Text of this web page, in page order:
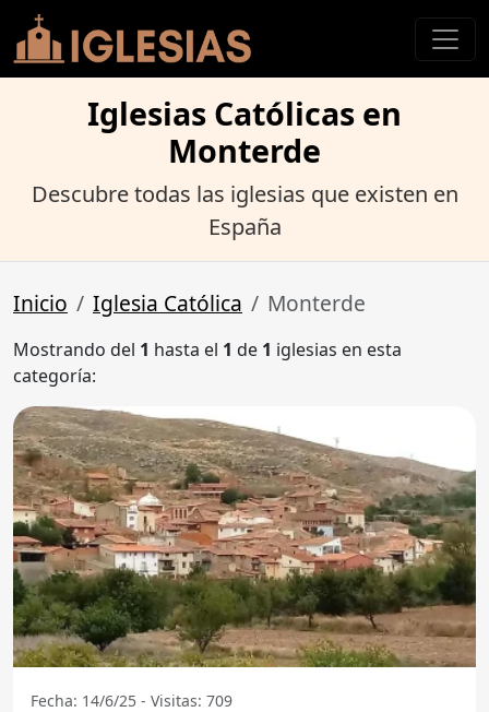
Iglesias Católicas en
Monterde
Descubre todas las iglesias que existen en
España
Inicio Iglesia Católica Monterde
Mostrando del 1 hasta el 1 de 1 iglesias en esta
categoría:
Fecha: 14/6/25 - Visitas: 709